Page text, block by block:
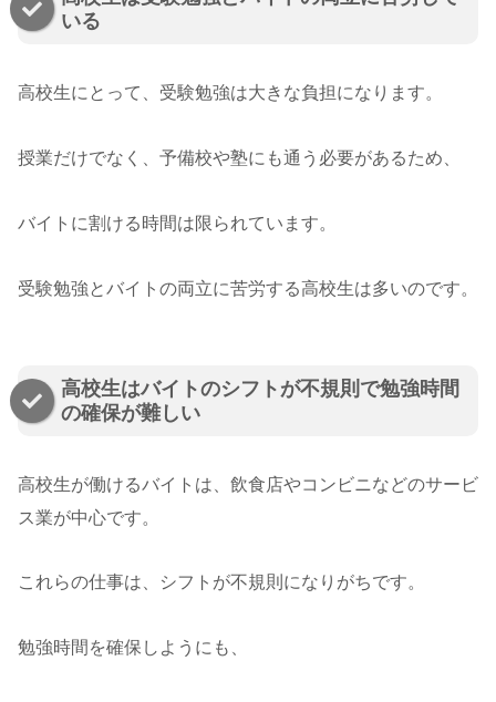
いる
高校生にとって、受験勉強は大きな負担になります。
授業だけでなく、予備校や塾にも通う必要があるため、
バイトに割ける時間は限られています。
受験勉強とバイトの両立に苦労する高校生は多いのです。
高校生はバイトのシフトが不規則で勉強時間
の確保が難しい
高校生が働けるバイトは、飲食店やコンビニなどのサービ
ス業が中心です。
これらの仕事は、シフトが不規則になりがちです。
勉強時間を確保しようにも、